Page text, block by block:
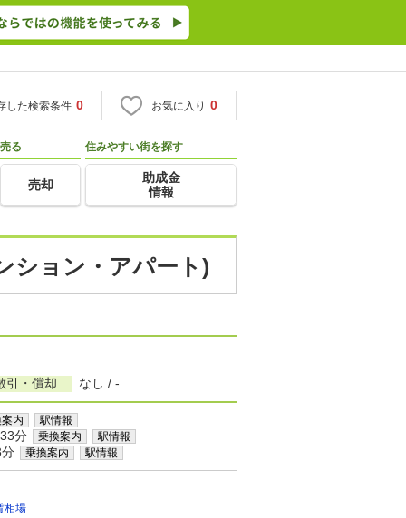
した検索条件 0 お気に入り 0
売る
売却
住みやすい街を探す
助成金
情報
ション・アパート)
引・償却 なし / -
内 駅情報
分 乗換案内 駅情報
乗換案内 駅情報
相場